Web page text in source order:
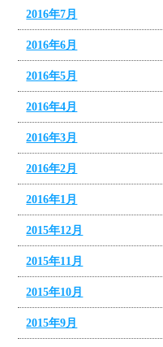
2016年7月
2016年6月
2016年5月
2016年4月
2016年3月
2016年2月
2016年1月
2015年12月
2015年11月
2015年10月
2015年9月